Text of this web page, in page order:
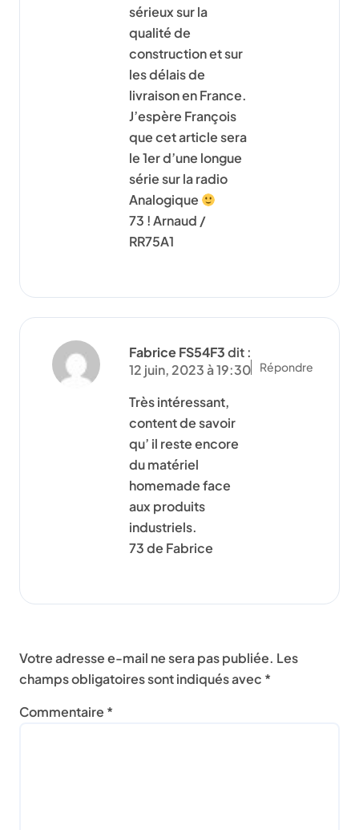
sérieux sur la
qualité de
construction et sur
les délais de
livraison en France.
J’espère François
que cet article sera
le 1er d’une longue
série sur la radio
Analogique
73 ! Arnaud /
RR75A1
Fabrice FS54F3dit :
12 juin, 2023 à 19:30
Très intéressant,
content de savoir
qu’ il reste encore
du matériel
homemade face
aux produits
industriels.
73 de Fabrice
Répondre
Votre adresse e-mail ne sera pas publiée. Les
champs obligatoires sont indiqués avec *
Commentaire *